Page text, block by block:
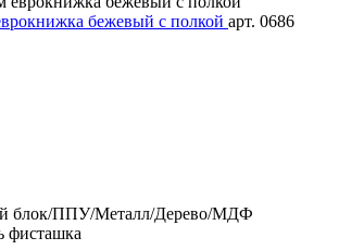
бежевый с полкой арт. 0686
блок/ППУ/Металл/Дерево/МДФ
фисташка